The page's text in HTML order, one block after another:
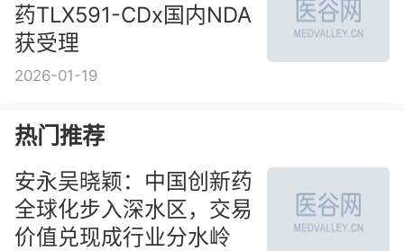
药TLX591-CDx国内NDA
获受理
2026-01-19
热门推荐
安永吴晓颖：中国创新药
全球化步入深水区，交易
价值兑现成行业分水岭